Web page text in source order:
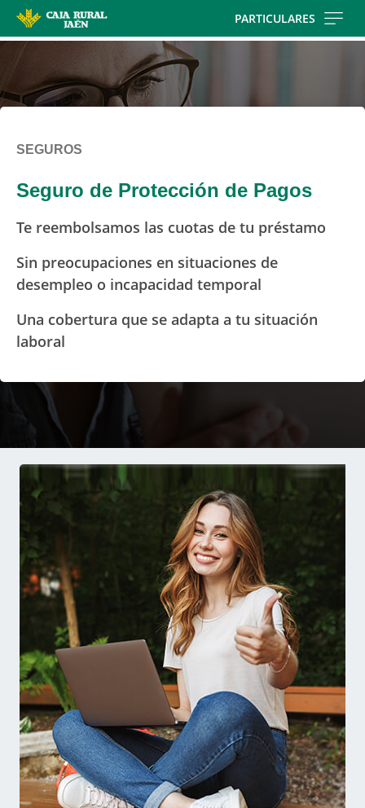
main
contentt
PARTICULARES
SEGUROS
Seguro de Protección de Pagos
Te reembolsamos las cuotas de tu préstamo
Sin preocupaciones en situaciones de
desempleo o incapacidad temporal
Una cobertura que se adapta a tu situación
laboral